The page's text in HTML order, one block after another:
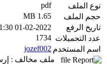
نوع الملف
pdf
حجم الملف
1.65 MB
تاريخ الرفع
01-02-2022 01:30 ص
عدد التحميلات 1734
اسم المستخدم jozef002
ملف مخالف :